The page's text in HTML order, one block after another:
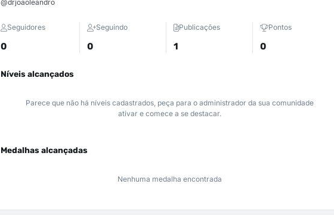
@drjoaoleandro
Seguidores
0
Seguindo
0
Publicações
1
Pontos
0
Níveis alcançados
Parece que não há níveis cadastrados, peça para o administrador da sua comunidade
ativar e comece a se destacar.
Medalhas alcançadas
Nenhuma medalha encontrada